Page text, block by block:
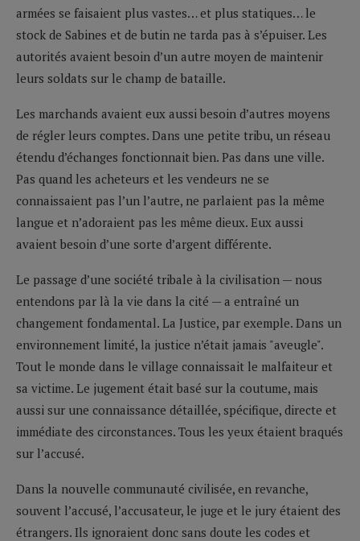
armées se faisaient plus vastes… et plus statiques… le
stock de Sabines et de butin ne tarda pas à s’épuiser. Les
autorités avaient besoin d’un autre moyen de maintenir
leurs soldats sur le champ de bataille.
Les marchands avaient eux aussi besoin d’autres moyens
de régler leurs comptes. Dans une petite tribu, un réseau
étendu d’échanges fonctionnait bien. Pas dans une ville.
Pas quand les acheteurs et les vendeurs ne se
connaissaient pas l’un l’autre, ne parlaient pas la même
langue et n’adoraient pas les même dieux. Eux aussi
avaient besoin d’une sorte d’argent différente.
Le passage d’une société tribale à la civilisation — nous
entendons par là la vie dans la cité — a entraîné un
changement fondamental. La Justice, par exemple. Dans un
environnement limité, la justice n’était jamais "aveugle".
Tout le monde dans le village connaissait le malfaiteur et
sa victime. Le jugement était basé sur la coutume, mais
aussi sur une connaissance détaillée, spécifique, directe et
immédiate des circonstances. Tous les yeux étaient braqués
sur l’accusé.
Dans la nouvelle communauté civilisée, en revanche,
souvent l’accusé, l’accusateur, le juge et le jury étaient des
étrangers. Ils ignoraient donc sans doute les codes et